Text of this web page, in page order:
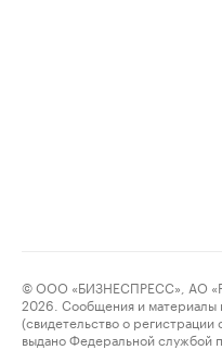
© ООО «БИЗНЕСПРЕСС», АО
2026. Сообщения и материалы
(свидетельство о
выдано Федеральной службой